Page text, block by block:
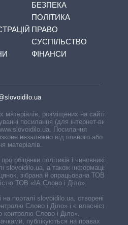
БЕЗПЕКА
ПОЛІТИКА
ПРАВО
СУСПІЛЬСТВО
ФІНАНСИ
матеріалів, розміщених на сайті,
посилання (для інтернет-видань
Посилання
незалежно від повного або
матеріалів.
обіцянки політиків і чиновників,
slovoidilo.ua, а також інформація про
зібрана й опрацьована ТОВ «ІА
ТОВ «ІА Слово і Діло».
на порталі slovoidilo.ua, створені ГО
Слово і Діло» і є власністю
контролю Слово і Діло».
публікуються на правах